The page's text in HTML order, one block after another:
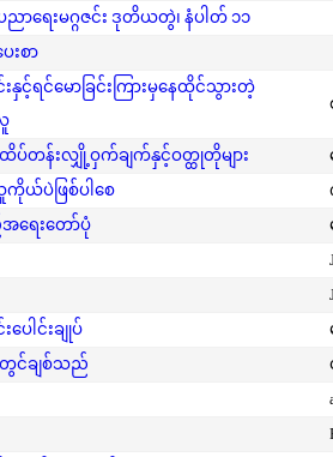
ညာရေးမဂ္ဂဇင်း ဒုတိယတွဲ၊ နံပါတ် ၁၁
းစာ
းနှင့်ရင်မောခြင်းကြားမှနေထိုင်သွားတဲ့
ပ်တန်းလျှို့ဝှက်ချက်နှင့်ဝတ္ထုတိုများ
ယ်ပဲဖြစ်ပါစေ
အရေးတော်ပုံ
ပေါင်းချုပ်
တွင်ချစ်သည်